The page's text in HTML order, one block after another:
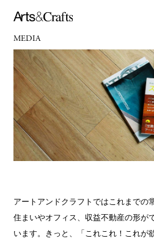
MEDIA
アートアンドクラフトではこれまでの
住まいやオフィス、収益不動産の形が
います。きっと、「これこれ！これが